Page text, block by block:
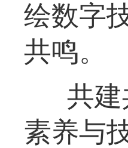
绘数字
共鸣。
共
素养与